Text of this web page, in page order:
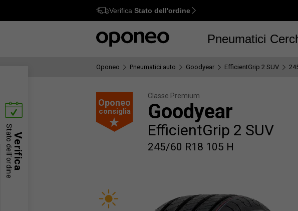
Ctrl M
Verifica Stato dell'ordine
Pneumatici
Oponeo Pneumatici auto Goodyear EfficientGrip 2 SUV
Oponeo
consiglia
Classe Premium
Goodyear
EfficientGrip 2 SUV
245/60 R18 105 H
Verifica
Stato dell'ordine